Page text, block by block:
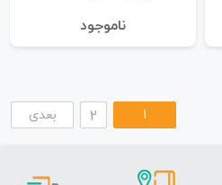
نا‌موجود
1
2 بعدی